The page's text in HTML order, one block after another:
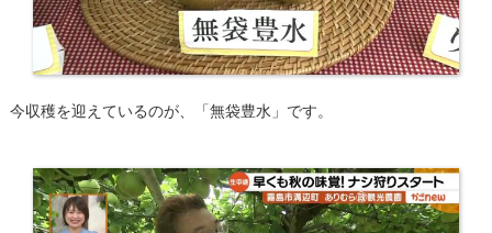
今収穫を迎えているのが、「無袋豊水」です。